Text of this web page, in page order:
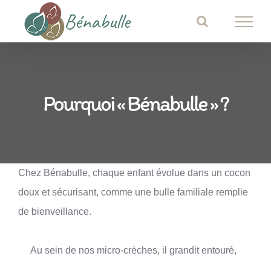
Pourquoi « Bénabulle » ?
Chez Bénabulle, chaque enfant évolue dans un cocon
doux et sécurisant, comme une bulle familiale remplie
de bienveillance.
Au sein de nos micro-crèches, il grandit entouré,